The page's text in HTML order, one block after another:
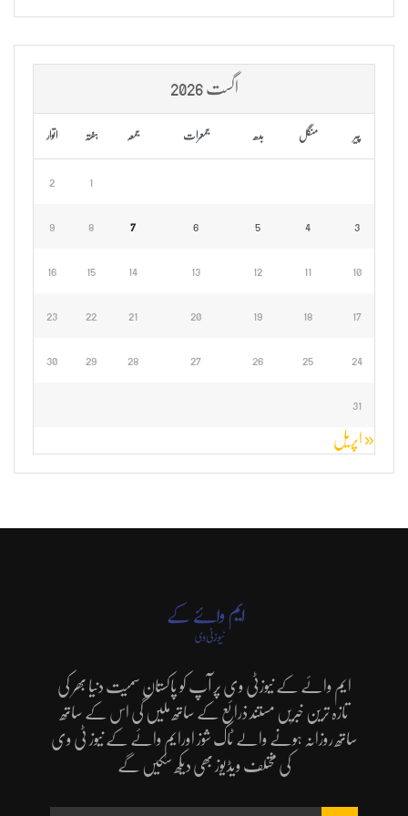
اگست 2026
پیر منگل بدھ جمعرات جمعہ ہفتہ اتوار
1
2
3
4
5
6
7
8
9
10
11
12
13
14
15
16
17
18
19
20
21
22
23
24
25
26
27
28
29
30
31
« اپریل
ایم وائے کے نیوزٹی وی پر آپ کو پاکستان سمیت دنیا بھر کی
تازہ ترین خبریں مستند ذرائع کے ساتھ ملیں گی اس کے ساتھ
ساتھ روزانہ ہونے والے ٹاک شوز اورایم وائے کے نیوز ٹی وی
کی مختلف ویڈیوز بھی دیکھ سکیں گے